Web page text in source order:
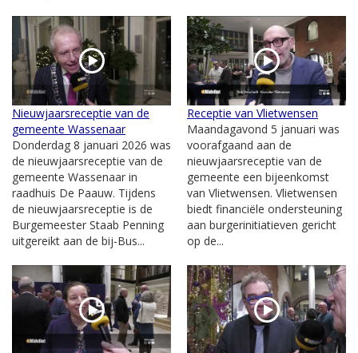
Nieuwjaarsreceptie van de
gemeente Wassenaar
Donderdag 8 januari 2026 was
de nieuwjaarsreceptie van de
gemeente Wassenaar in
raadhuis De Paauw. Tijdens
de nieuwjaarsreceptie is de
Burgemeester Staab Penning
uitgereikt aan de bij-Bus...
Receptie van Vlietwensen
Maandagavond 5 januari was
voorafgaand aan de
nieuwjaarsreceptie van de
gemeente een bijeenkomst
van Vlietwensen. Vlietwensen
biedt financiële ondersteuning
aan burgerinitiatieven gericht
op de...